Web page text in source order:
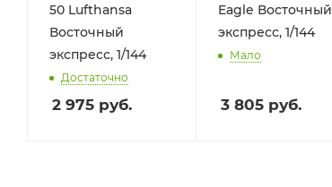
50 Lufthansa
Восточный
экспресс, 1/144
Достаточно
2 975 руб.
Eagle Восточный
экспресс, 1/144
Мало
3 805руб.